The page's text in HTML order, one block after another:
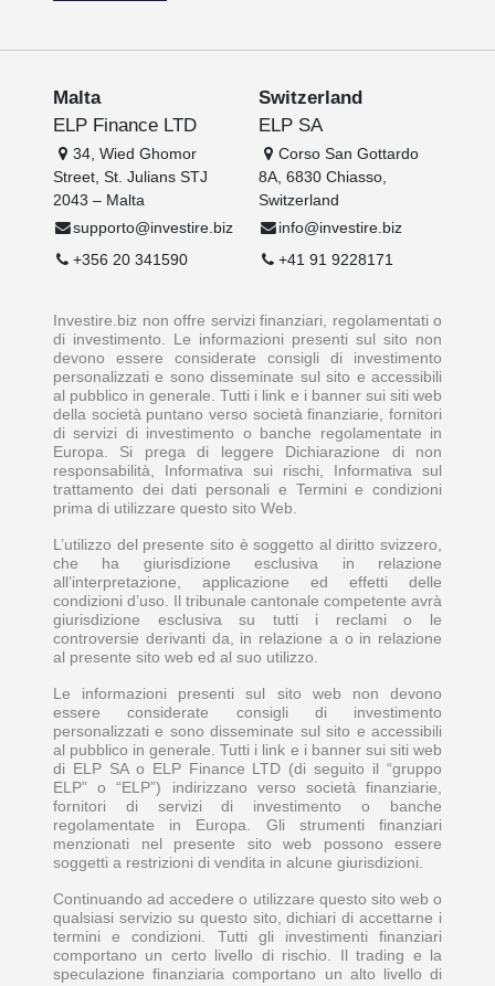
Malta
ELP Finance LTD
34, Wied Ghomor
Street, St. Julians STJ
2043 – Malta
supporto@investire.biz
+356 20 341590
Switzerland
ELP SA
Corso San Gottardo
8A, 6830 Chiasso,
Switzerland
info@investire.biz
+41 91 9228171
Investire.biz non offre servizi finanziari, regolamentati o
di investimento. Le informazioni presenti sul sito non
devono essere considerate consigli di investimento
personalizzati e sono disseminate sul sito e accessibili
al pubblico in generale. Tutti i link e i banner sui siti web
della società puntano verso società finanziarie, fornitori
di servizi di investimento o banche regolamentate in
Europa. Si prega di leggere Dichiarazione di non
responsabilità, Informativa sui rischi, Informativa sul
trattamento dei dati personali e Termini e condizioni
prima di utilizzare questo sito Web.
L’utilizzo del presente sito è soggetto al diritto svizzero,
che ha giurisdizione esclusiva in relazione
all’interpretazione, applicazione ed effetti delle
condizioni d’uso. Il tribunale cantonale competente avrà
giurisdizione esclusiva su tutti i reclami o le
controversie derivanti da, in relazione a o in relazione
al presente sito web ed al suo utilizzo.
Le informazioni presenti sul sito web non devono
essere considerate consigli di investimento
personalizzati e sono disseminate sul sito e accessibili
al pubblico in generale. Tutti i link e i banner sui siti web
di ELP SA o ELP Finance LTD (di seguito il “gruppo
ELP” o “ELP”) indirizzano verso società finanziarie,
fornitori di servizi di investimento o banche
regolamentate in Europa. Gli strumenti finanziari
menzionati nel presente sito web possono essere
soggetti a restrizioni di vendita in alcune giurisdizioni.
Continuando ad accedere o utilizzare questo sito web o
qualsiasi servizio su questo sito, dichiari di accettarne i
termini e condizioni. Tutti gli investimenti finanziari
comportano un certo livello di rischio. Il trading e la
speculazione finanziaria comportano un alto livello di